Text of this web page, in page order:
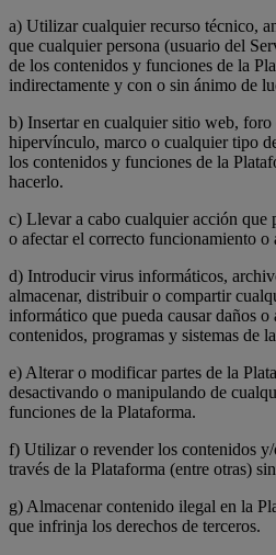
a) Utilizar cualquier recurso técnico,
que cualquier persona (usuario del
de los contenidos y funciones de la
indirectamente y con o sin ánimo de
b) Insertar en cualquier sitio web, foro
hipervínculo, marco o cualquier tipo
los contenidos y funciones de la
hacerlo.
c) Llevar a cabo cualquier acción que
o afectar el correcto funcionamiento o
d) Introducir virus informáticos,
almacenar, distribuir o compartir
informático que pueda causar daños o
contenidos, programas y sistemas de
e) Alterar o modificar partes de la
desactivando o manipulando de
funciones de la Plataforma.
f) Utilizar o revender los contenidos y/
través de la Plataforma (entre otras)
g) Almacenar contenido ilegal en la
que infrinja los derechos de terceros.